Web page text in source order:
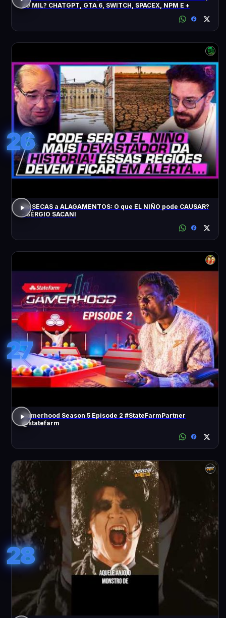
20 MIL? CHATGPT, GTA 6, SWITCH, SPACEX, NPM E +
26
De SECAS a ALAGAMENTOS: O que EL NIÑO pode CAUSAR?
- SÉRGIO SACANI
27
Gamerhood Season 5 Episode 2 #StateFarmPartner
@statefarm
28